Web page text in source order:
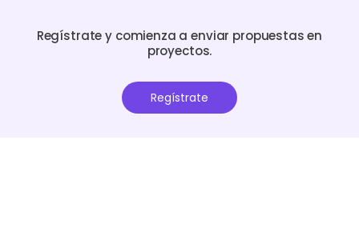
Regístrate y comienza a enviar propuestas en
proyectos.
Regístrate